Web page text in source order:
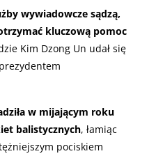
wywiadowcze sądzą,
kluczową pomoc
Kim Dzong Un udał się
w mijającym roku
balistycznych, łamiąc
pociskiem